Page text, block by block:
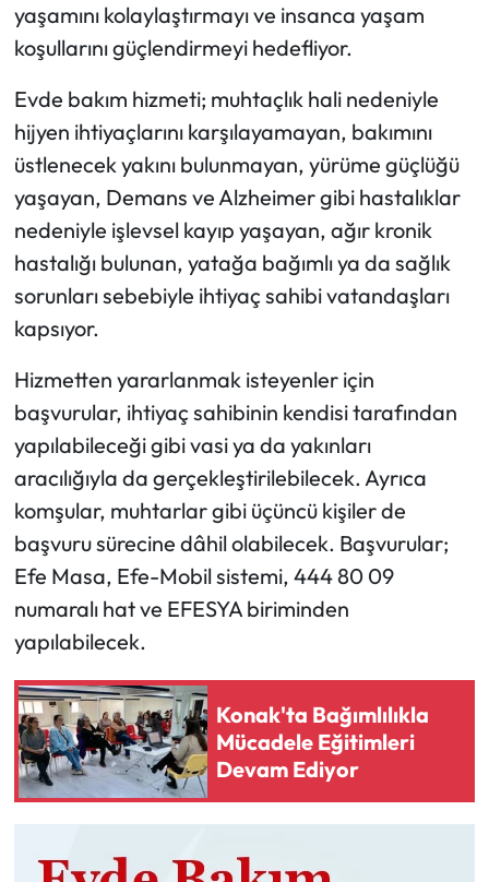
yaşamını kolaylaştırmayı ve insanca yaşam
koşullarını güçlendirmeyi hedefliyor.
Evde bakım hizmeti; muhtaçlık hali nedeniyle
hijyen ihtiyaçlarını karşılayamayan, bakımını
üstlenecek yakını bulunmayan, yürüme güçlüğü
yaşayan, Demans ve Alzheimer gibi hastalıklar
nedeniyle işlevsel kayıp yaşayan, ağır kronik
hastalığı bulunan, yatağa bağımlı ya da sağlık
sorunları sebebiyle ihtiyaç sahibi vatandaşları
kapsıyor.
Hizmetten yararlanmak isteyenler için
başvurular, ihtiyaç sahibinin kendisi tarafından
yapılabileceği gibi vasi ya da yakınları
aracılığıyla da gerçekleştirilebilecek. Ayrıca
komşular, muhtarlar gibi üçüncü kişiler de
başvuru sürecine dâhil olabilecek. Başvurular;
Efe Masa, Efe-Mobil sistemi, 444 80 09
numaralı hat ve EFESYA biriminden
yapılabilecek.
Konak'ta Bağımlılıkla
Mücadele Eğitimleri
Devam Ediyor